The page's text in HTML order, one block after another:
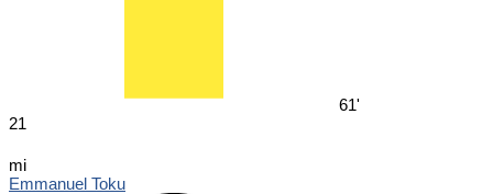
61'
21
mi
Emmanuel Toku